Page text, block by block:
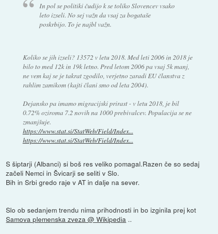
In pol se politiki čudijo k se toliko Slovencev vsako
leto izseli. No sej važn da vsaj za bogataše
poskrbijo. To je najbl važn.
Koliko se jih izseli? 13572 v letu 2018. Med leti 2006 in 2018 je
bilo to med 12k in 19k letno. Pred letom 2006 pa vsaj 5k manj,
ne vem kaj se je takrat zgodilo, verjetno zaradi EU članstva z
rahlim zamikom (kajti člani smo od leta 2004).
Dejansko pa imamo migracijski prirast - v letu 2018, je bil
0.72% oziroma 7.2 novih na 1000 prebivalcev. Populacija se ne
zmanjšuje.
https://www.stat.si/StatWeb/Field/Index...
https://www.stat.si/StatWeb/Field/Index...
S šiptarji (Albanci) si boš res veliko pomagal.Razen če so sedaj
začeli Nemci in Švicarji se seliti v Slo.
Bih in Srbi gredo raje v AT in dalje na sever.
Slo ob sedanjem trendu nima prihodnosti in bo izginila prej kot
Samova plemenska zveza @ Wikipedia ..